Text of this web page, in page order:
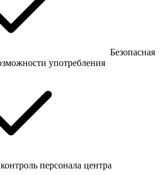
Безопасная
употребления
персонала центра